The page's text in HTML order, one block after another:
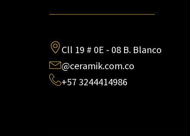
Cll 19 # 0E - 08 B. Blanco
@ceramik.com.co
+57 3244414986